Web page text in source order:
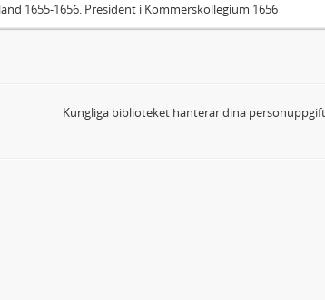
1655-1656. President i Kommerskollegium 1656
Kungliga biblioteket hanterar dina